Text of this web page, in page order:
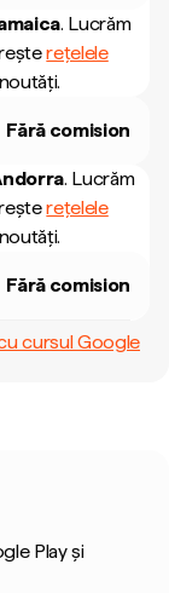
. Lucrăm
rețelele
Fără comision
. Lucrăm
rețelele
Fără comision
cursul Google
Play și